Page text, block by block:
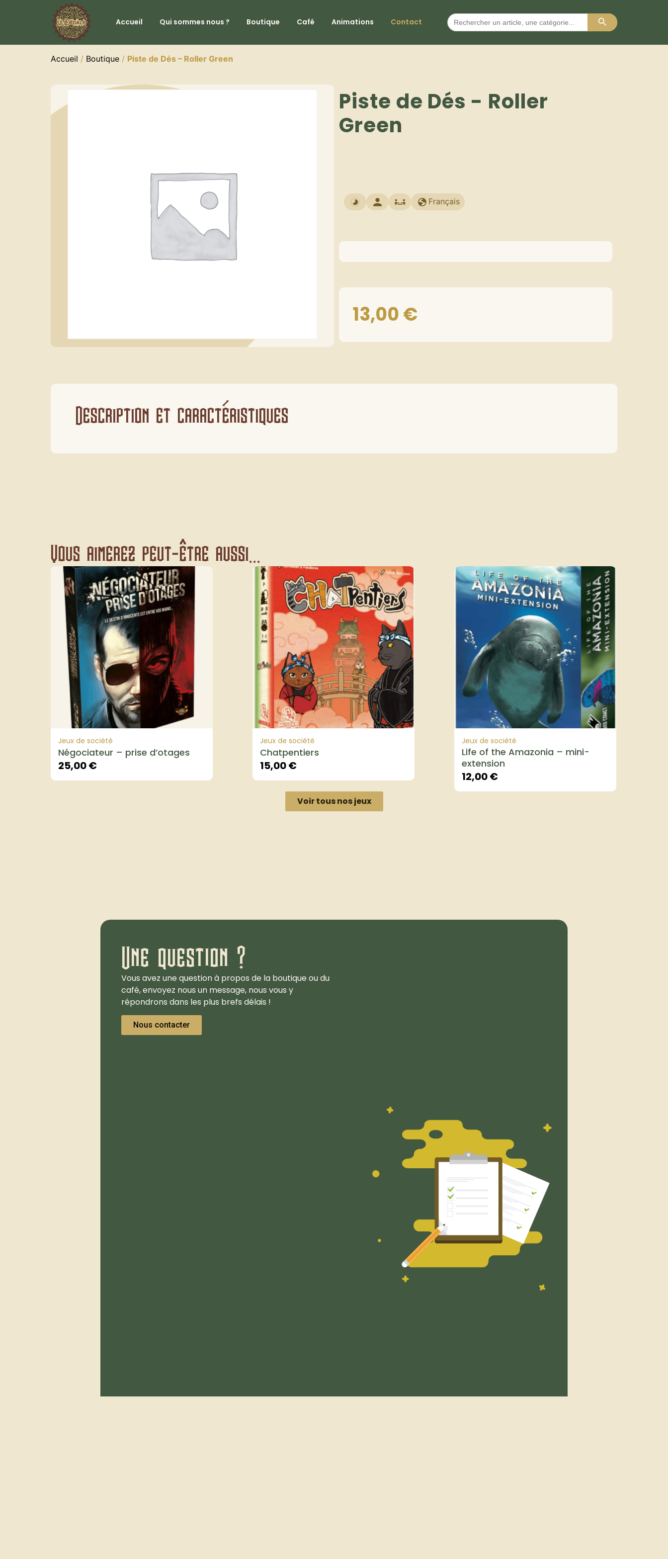
Accueil Qui sommes nous ? Boutique Café Animations Contact
Search
for:
Search Button
Accueil / Boutique / Piste de Dés – Roller Green
Piste de Dés - Roller
Green
Français
13,00€
Description et caractéristiques
Vous aimerez peut-être aussi...
Jeux de société
Négociateur – prise d’otages
25,00€
Jeux de société
Chatpentiers
15,00€
Jeux de société
Life of the Amazonia – mini-
extension
12,00€
Voir tous nos jeux
Une question ?
Vous avez une question à propos de la boutique ou du
café, envoyez nous un message, nous vous y
répondrons dans les plus brefs délais !
Nous contacter